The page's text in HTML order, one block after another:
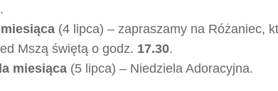
(4 lipca) – zapraszamy na Różaniec,
Mszą świętą o godz. 17.30.
miesiąca (5 lipca) – Niedziela Adoracyjna.